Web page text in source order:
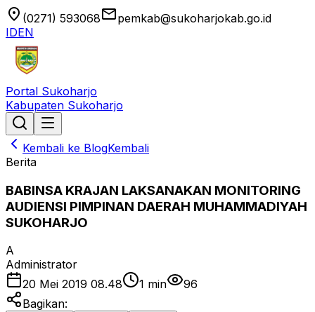
location_on (0271) 593068emailpemkab@sukoharjokab.go.id
IDEN
Portal Sukoharjo
Kabupaten Sukoharjo
Kembali ke BlogKembali
Berita
BABINSA KRAJAN LAKSANAKAN MONITORING
AUDIENSI PIMPINAN DAERAH MUHAMMADIYAH
SUKOHARJO
A
Administrator
20 Mei 2019 08.48
1 min
96
Bagikan: